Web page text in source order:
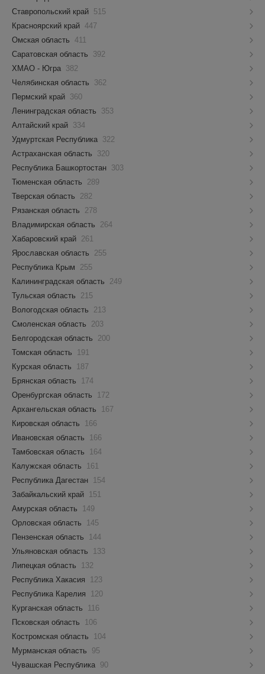
Ставропольский край 515
Красноярский край 447
Омская область 411
Саратовская область
392
ХМАО - Югра 382
Челябинская область
362
Пермский край 360
Ленинградская область
353
Алтайский край 334
Удмуртская Республика 322
Астраханская область
320
Республика Башкортостан 303
Тюменская область
289
Тверская область
282
Рязанская область
278
Владимирская область
264
Хабаровский край 261
Ярославская область
255
Республика Крым
255
Калининградская область
249
Тульская область
215
Вологодская область
213
Смоленская область
203
Белгородская область
200
Томская область
191
Курская область
187
Брянская область
174
Оренбургская область
172
Архангельская область
167
Кировская область
166
Ивановская область
166
Тамбовская область
164
Калужская область
161
Республика Дагестан 154
Забайкальский край 151
Амурская область
149
Орловская область
145
Пензенская область
144
Ульяновская область
133
Липецкая область
132
Республика Хакасия
123
Республика Карелия
120
Курганская область
116
Псковская область
106
Костромская область
104
Мурманская область
95
Чувашская Республика 90